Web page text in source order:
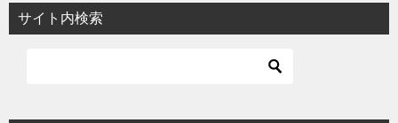
サイト内検索